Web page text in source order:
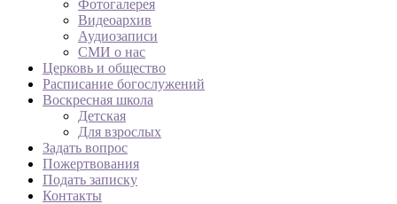
Фотогалерея
Видеоархив
Аудиозаписи
СМИ о нас
Церковь и общество
Расписание богослужений
Воскресная школа
Детская
Для взрослых
Задать вопрос
Пожертвования
Подать записку
Контакты